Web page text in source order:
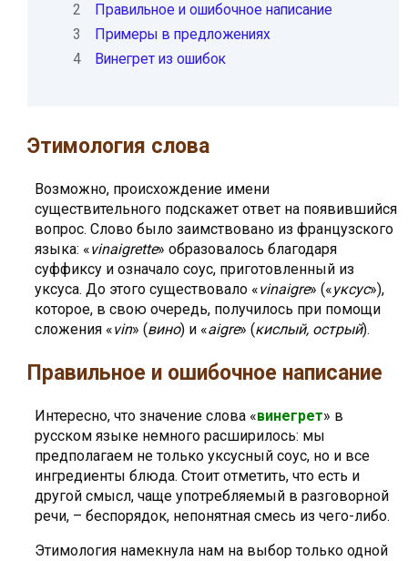
2
Правильное и ошибочное написание
3
Примеры в предложениях
4
Винегрет из ошибок
Этимология слова
Возможно, происхождение имени
существительного подскажет ответ на появившийся
вопрос. Слово было заимствовано из французского
языка: «vinaigrette» образовалось благодаря
суффиксу и означало соус, приготовленный из
уксуса. До этого существовало «vinaigre» («уксус»),
которое, в свою очередь, получилось при помощи
сложения «vin» (вино) и «aigre» (кислый, острый).
Правильное и ошибочное написание
Интересно, что значение слова «винегрет» в
русском языке немного расширилось: мы
предполагаем не только уксусный соус, но и все
ингредиенты блюда. Стоит отметить, что есть и
другой смысл, чаще употребляемый в разговорной
речи, – беспорядок, непонятная смесь из чего-либо.
Этимология намекнула нам на выбор только одной